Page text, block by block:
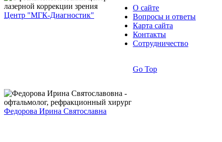
Центр "МГК-Диагностик"
Федорова Ирина Святославна
О сайте
Вопросы и ответы
Карта сайта
Контакты
Сотрудничество
Go Top